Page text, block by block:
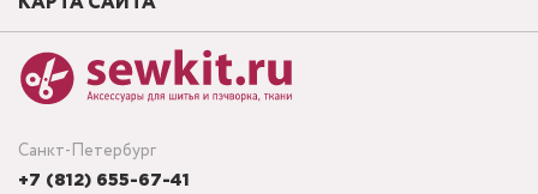
Санкт-Петербург
+7 (812) 655-67-41